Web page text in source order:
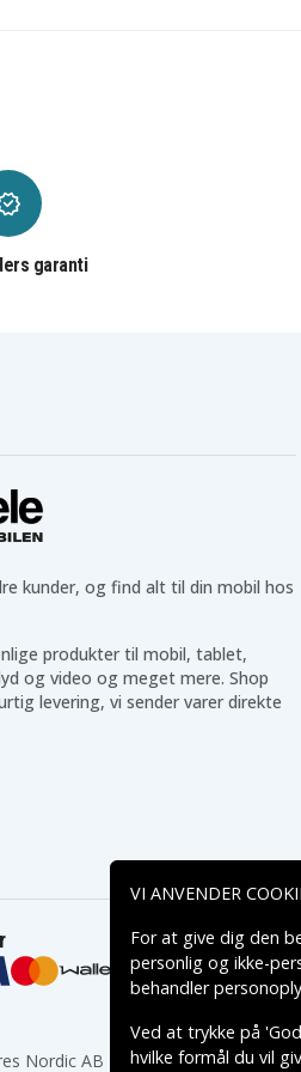
garanti
kunder, og find alt til din mobil hos
produkter til mobil, tablet,
og video og meget mere. Shop
levering, vi sender varer direkte
Nordic AB
VI ANVENDER
For at give dig den
personlig og ikke-
behandler
Ved at trykke på
hvilke formål du vil